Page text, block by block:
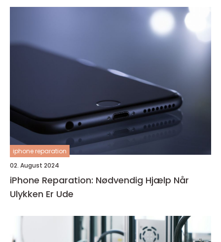
iphone reparation
02. August 2024
iPhone Reparation: Nødvendig Hjælp Når
Ulykken Er Ude